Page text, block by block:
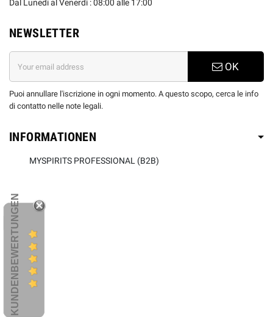
Dal Lunedi al Venerdì : 08:00 alle 17:00
NEWSLETTER
OK
Puoi annullare l'iscrizione in ogni momento. A questo scopo, cerca le info
di contatto nelle note legali.
INFORMATIONEN
MYSPIRITS PROFESSIONAL (B2B)
KUNDENBEWERTUNGEN